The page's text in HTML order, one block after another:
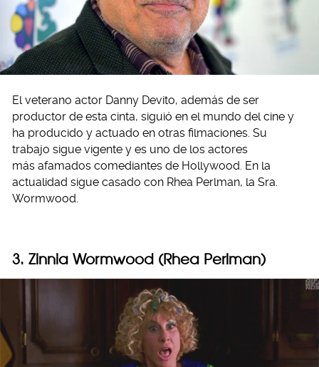
El veterano actor Danny Devito, además de ser
productor de esta cinta, siguió en el mundo del cine y
ha producido y actuado en otras filmaciones. Su
trabajo sigue vigente y es uno de los actores
más afamados comediantes de Hollywood. En la
actualidad sigue casado con Rhea Perlman, la Sra.
Wormwood.
3. Zinnia Wormwood (Rhea Perlman)